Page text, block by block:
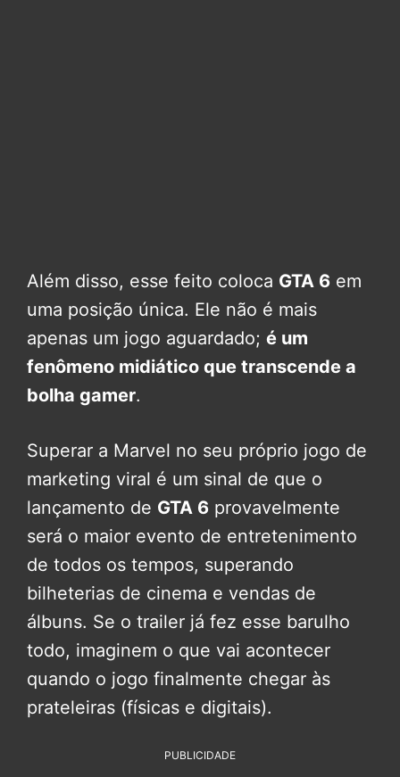
Além disso, esse feito coloca GTA 6 em
uma posição única. Ele não é mais
apenas um jogo aguardado; é um
fenômeno midiático que transcende a
bolha gamer.
Superar a Marvel no seu próprio jogo de
marketing viral é um sinal de que o
lançamento de GTA 6 provavelmente
será o maior evento de entretenimento
de todos os tempos, superando
bilheterias de cinema e vendas de
álbuns. Se o trailer já fez esse barulho
todo, imaginem o que vai acontecer
quando o jogo finalmente chegar às
prateleiras (físicas e digitais).
PUBLICIDADE